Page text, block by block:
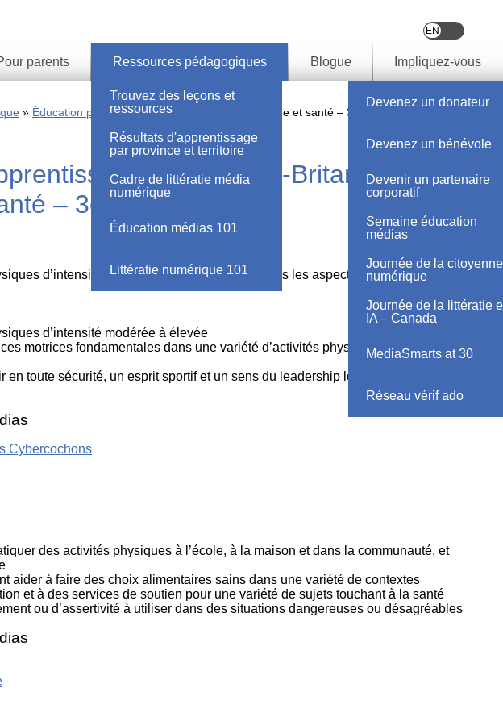
parents Ressources pédagogiques
Trouvez des leçons et
ressources
Résultats d'apprentissage
par province et territoire
Cadre de littératie média
numérique
Éducation médias 101
Littératie numérique 101
Blogue Impliquez-vous
Devenez un donateur
Devenez un bénévole
Devenir un partenaire
corporatif
Semaine éducation
médias
Journée de la
numérique
Journée de la littératie
IA – Canada
MediaSmarts at 30
Réseau vérif ado
Éducation physique et santé Éducation physique et santé – 3e année
– Colombie-Britannique –
– 3e année
d’intensité modérée à élevée améliore tous les aspects de notre bien-être.
d’intensité modérée à élevée
motrices fondamentales dans une variété d’activités physiques et
toute sécurité, un esprit sportif et un sens du leadership lors de la pratique
Cybercochons
des activités physiques à l’école, à la maison et dans la communauté, et
aider à faire des choix alimentaires sains dans une variété de contextes
et à des services de soutien pour une variété de sujets touchant à la santé
ou d’assertivité à utiliser dans des situations dangereuses ou désagréables